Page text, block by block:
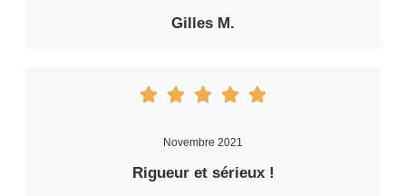
Gilles M.
Novembre 2021
Rigueur et sérieux !